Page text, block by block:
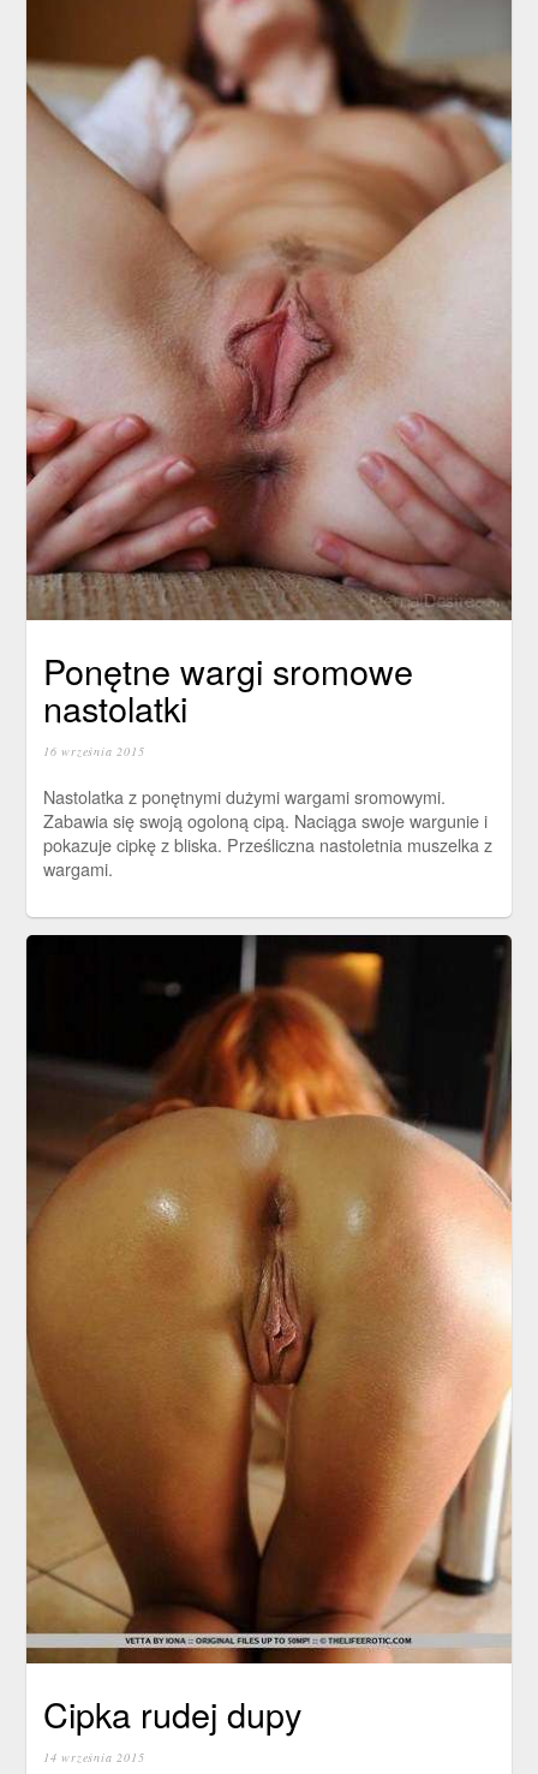
Ponętne wargi sromowe
nastolatki
16 września 2015
Nastolatka z ponętnymi dużymi wargami sromowymi.
Zabawia się swoją ogoloną cipą. Naciąga swoje wargunie i
pokazuje cipkę z bliska. Prześliczna nastoletnia muszelka z
wargami.
Cipka rudej dupy
14 września 2015